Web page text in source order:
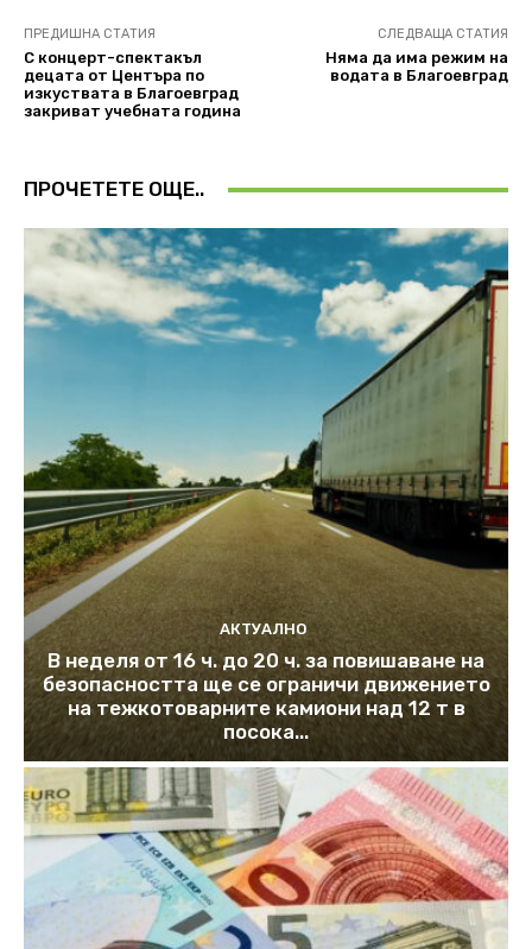
ПРЕДИШНА СТАТИЯ
С концерт-спектакъл
децата от Центъра по
изкуствата в Благоевград
закриват учебната година
СЛЕДВАЩА СТАТИЯ
Няма да има режим на
водата в Благоевград
ПРОЧЕТЕТЕ ОЩЕ..
АКТУАЛНО
В неделя от 16 ч. до 20 ч. за повишаване на
безопасността ще се ограничи движението
на тежкотоварните камиони над 12 т в
посока...